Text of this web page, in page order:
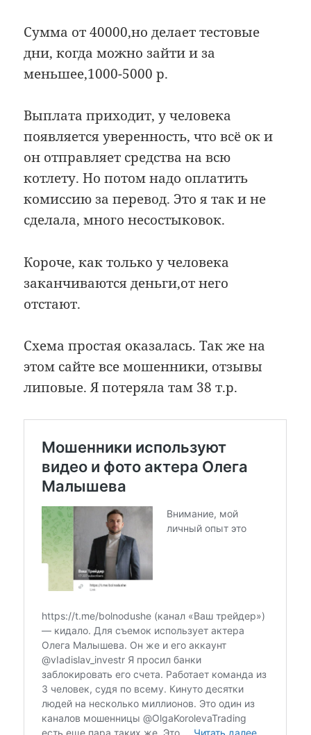
Сумма от 40000,но делает тестовые
дни, когда можно зайти и за
меньшее,1000-5000 р.
Выплата приходит, у человека
появляется уверенность, что всё ок и
он отправляет средства на всю
котлету. Но потом надо оплатить
комиссию за перевод. Это я так и не
сделала, много несостыковок.
Короче, как только у человека
заканчиваются деньги,от него
отстают.
Схема простая оказалась. Так же на
этом сайте все мошенники, отзывы
липовые. Я потеряла там 38 т.р.